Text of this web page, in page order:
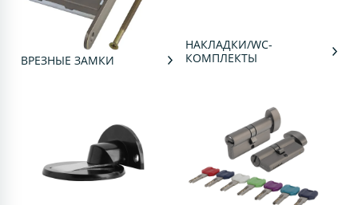
ВРЕЗНЫЕ ЗАМКИ
НАКЛАДКИ/WC-
КОМПЛЕКТЫ